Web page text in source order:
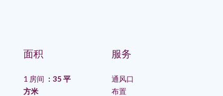
面积
1 房间
35 平
方米
服务
通风口
布置